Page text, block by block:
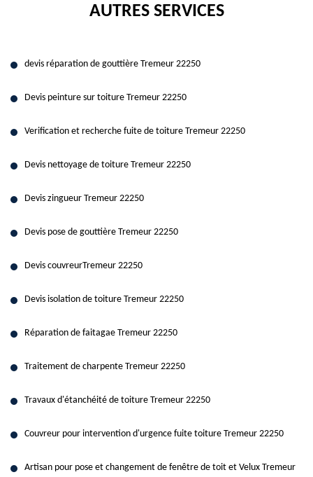
AUTRES SERVICES
devis réparation de gouttière Tremeur 22250
Devis peinture sur toiture Tremeur 22250
Verification et recherche fuite de toiture Tremeur 22250
Devis nettoyage de toiture Tremeur 22250
Devis zingueur Tremeur 22250
Devis pose de gouttière Tremeur 22250
Devis couvreurTremeur 22250
Devis isolation de toiture Tremeur 22250
Réparation de faitagae Tremeur 22250
Traitement de charpente Tremeur 22250
Travaux d'étanchéité de toiture Tremeur 22250
Couvreur pour intervention d'urgence fuite toiture Tremeur 22250
Artisan pour pose et changement de fenêtre de toit et Velux Tremeur